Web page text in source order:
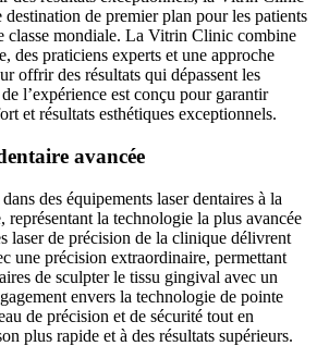
destination de premier plan pour les patients
classe mondiale. La Vitrin Clinic combine
des praticiens experts et une approche
offrir des résultats qui dépassent les
l’expérience est conçu pour garantir
et résultats esthétiques exceptionnels.
avancée
des équipements laser dentaires à la
représentant la technologie la plus avancée
laser de précision de la clinique délivrent
une précision extraordinaire, permettant
de sculpter le tissu gingival avec un
envers la technologie de pointe
de précision et de sécurité tout en
plus rapide et à des résultats supérieurs.